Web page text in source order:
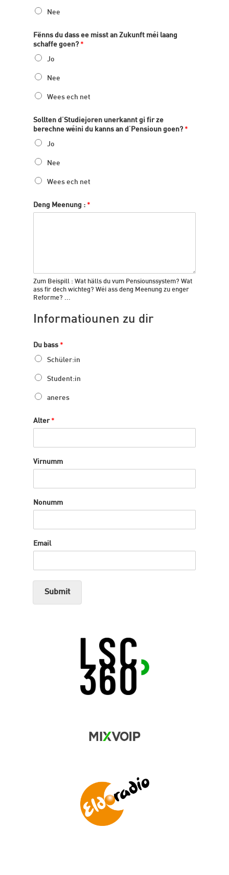
Nee
Fënns du dass ee misst an Zukunft méi laang
schaffe goen? *
Jo
Nee
Wees ech net
Sollten d'Studiejoren unerkannt gi fir ze
berechne wéini du kanns an d'Pensioun goen? *
Jo
Nee
Wees ech net
Deng Meenung : *
Zum Beispill : Wat hälls du vum Pensiounssystem? Wat
ass fir dech wichteg? Wéi ass deng Meenung zu enger
Reforme? ...
Informatiounen zu dir
Du bass *
Schüler:in
Student:in
aneres
Alter *
Virnumm
Nonumm
Email
Submit